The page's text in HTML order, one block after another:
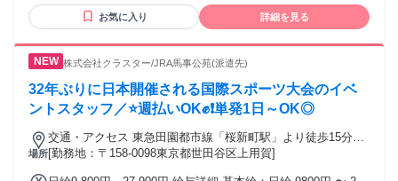
ます ◇ゲームやスマートフォンアプリが好きな方 ◇普段から
PCやスマートフォンをよく使う方 ◇間違いや小さな変化によ
して取り組む作業が苦にならない方 ◇分からないことを自分
から質問できる方 ◇未経験からIT分野へ挑戦したい方 ◇将来
に役立つ専門スキルを身につけたい方 ◇正社員として安定し
た働き方を始めたい方 ✅さまざまな経歴の方を歓迎します ◎
業界・職種未経験の方 ◎フリーターから正社員を目指す方 ◎
初めて転職する方 ◎ブランクから仕事復帰を目指す方 これま
での職種や経験ではなく、仕事に丁寧に取り組む姿勢を重視
お気に入り 詳細を見る
株式会社クラスター/JRA馬事公苑(派遣先)
32年ぶりに日本開催される国際スポーツ大会のイベ
ントスタッフ／⭐週払いOK✊❗単発1日～OK◎
場所
交通・アクセス 東急田園都市線「桜新町駅」より徒歩15分、
小田急線「経堂駅」より徒歩20分
[勤務地：〒158-0098東京都世田谷区上用賀]